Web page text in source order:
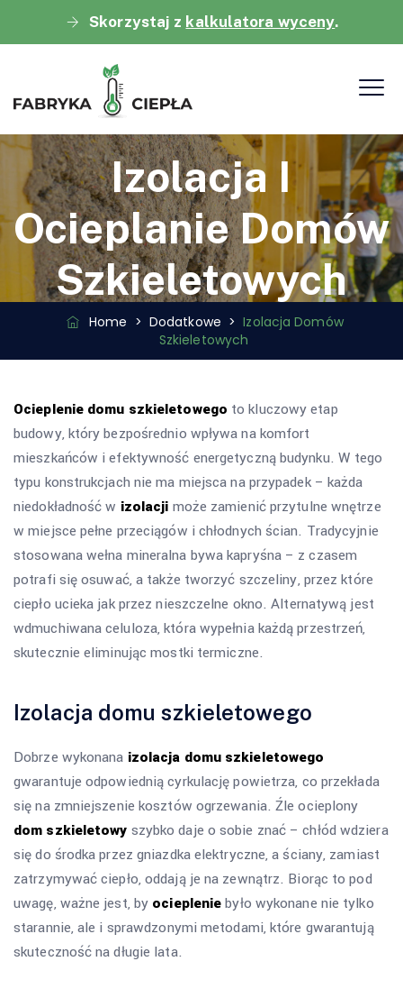
Skorzystaj z kalkulatora wyceny.
Izolacja I
Ocieplanie Domów
Szkieletowych
Home > Dodatkowe >Izolacja Domów
Szkieletowych
Ocieplenie domu szkieletowego to kluczowy etap
budowy, który bezpośrednio wpływa na komfort
mieszkańców i efektywność energetyczną budynku. W tego
typu konstrukcjach nie ma miejsca na przypadek – każda
niedokładność w izolacji może zamienić przytulne wnętrze
w miejsce pełne przeciągów i chłodnych ścian. Tradycyjnie
stosowana wełna mineralna bywa kapryśna – z czasem
potrafi się osuwać, a także tworzyć szczeliny, przez które
ciepło ucieka jak przez nieszczelne okno. Alternatywą jest
wdmuchiwana celuloza, która wypełnia każdą przestrzeń,
skutecznie eliminując mostki termiczne.
Izolacja domu szkieletowego
Dobrze wykonana izolacja domu szkieletowego
gwarantuje odpowiednią cyrkulację powietrza, co przekłada
się na zmniejszenie kosztów ogrzewania. Źle ocieplony
dom szkieletowy szybko daje o sobie znać – chłód wdziera
się do środka przez gniazdka elektryczne, a ściany, zamiast
zatrzymywać ciepło, oddają je na zewnątrz. Biorąc to pod
uwagę, ważne jest, by ociepleniebyło wykonane nie tylko
starannie, ale i sprawdzonymi metodami, które gwarantują
skuteczność na długie lata.